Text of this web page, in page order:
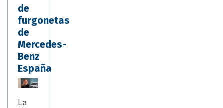
de
furgonetas
de
Mercedes-
Benz
España
La